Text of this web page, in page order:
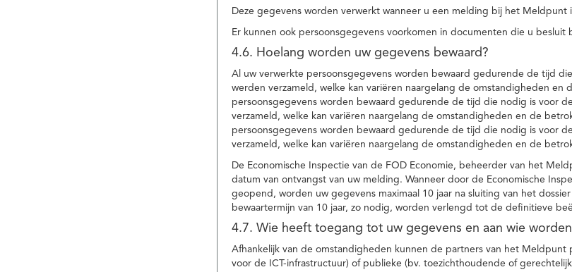
Deze gegevens worden verwerkt wanneer u een melding bij het Meldpunt
Er kunnen ook persoonsgegevens voorkomen in documenten die u besluit
4.6. Hoelang worden uw gegevens bewaard?
Al uw verwerkte persoonsgegevens worden bewaard gedurende de tijd
werden verzameld, welke kan variëren naargelang de omstandigheden
persoonsgegevens worden bewaard gedurende de tijd die nodig is voor
verzameld, welke kan variëren naargelang de omstandigheden en de
persoonsgegevens worden bewaard gedurende de tijd die nodig is voor
verzameld, welke kan variëren naargelang de omstandigheden en de
De Economische Inspectie van de FOD Economie, beheerder van het
datum van ontvangst van uw melding. Wanneer door de Economische
geopend, worden uw gegevens maximaal 10 jaar na sluiting van het
bewaartermijn van 10 jaar, zo nodig, worden verlengd tot de definitieve
4.7. Wie heeft toegang tot uw gegevens en aan wie
Afhankelijk van de omstandigheden kunnen de partners van het
voor de ICT-infrastructuur) of publieke (bv. toezichthoudende of